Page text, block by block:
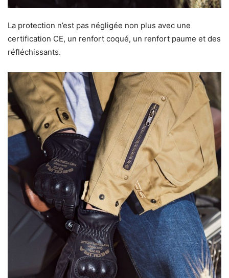
La protection n’est pas négligée non plus avec une
certification CE, un renfort coqué, un renfort paume et des
réfléchissants.